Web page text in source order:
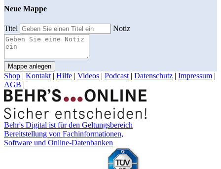
Neue Mappe
Titel Notiz
Mappe anlegen
Shop | Kontakt | Hilfe | Videos | Podcast | Datenschutz | Impressum |
AGB |
Behr's Digital ist für den Geltungsbereich
Bereitstellung von Fachinformationen,
Software und Online-Datenbanken